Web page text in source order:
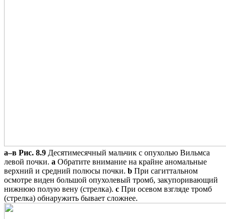
а–в Рис. 8.9 Десятимесячный мальчик с опухолью Вильмса
левой почки. a Обратите внимание на крайне аномальные
верхний и средний полюсы почки. b При сагиттальном
осмотре виден большой опухолевый тромб, закупоривающий
нижнюю полую вену (стрелка). c При осевом взгляде тромб
(стрелка) обнаружить бывает сложнее.